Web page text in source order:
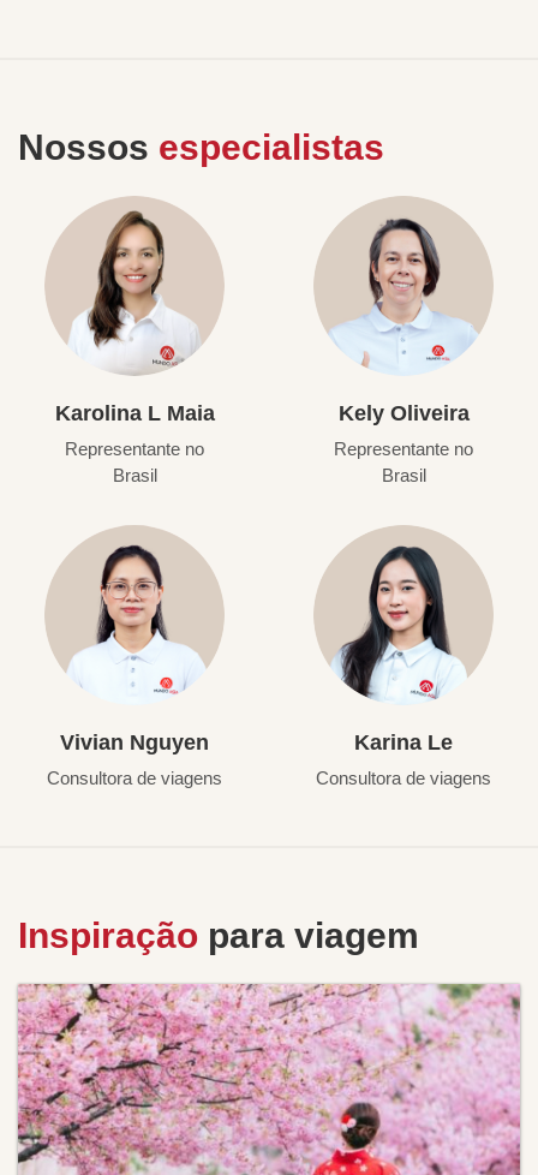
Nossos especialistas
Karolina L Maia
Representante no
Brasil
Kely Oliveira
Representante no
Brasil
Vivian Nguyen
Consultora de viagens
Karina Le
Consultora de viagens
Inspiração para viagem